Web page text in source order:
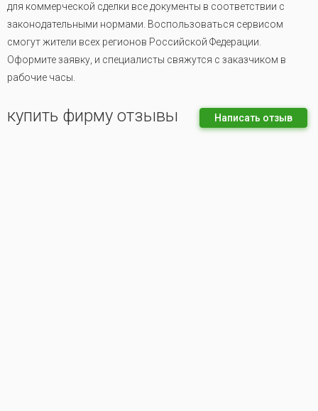
для коммерческой сделки все документы в соответствии с
законодательными нормами. Воспользоваться сервисом
смогут жители всех регионов Российской Федерации.
Оформите заявку, и специалисты свяжутся с заказчиком в
рабочие часы.
купить фирму отзывы Написать отзыв